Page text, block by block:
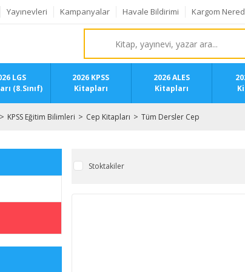
Yayınevleri Kampanyalar Havale Bildirimi Kargom
LGS
(8.Sınıf)
2026 KPSS
Kitapları
2026 ALES
Kitapları
KPSS Eğitim Bilimleri Cep Kitapları Tüm Dersler Cep
Stoktakiler